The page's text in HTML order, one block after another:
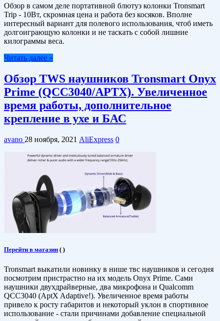
Обзор в самом деле портативной блютуз колонки Tronsmart
Trip - 10Вт, скромная цена и работа без косяков. Вполне
интересный вариант для полевого использования, чтоб иметь
долгоиграющую колонки и не таскать с собой лишние
килограммы веса.
Читать далее »
Обзор TWS наушников Tronsmart Onyx
Prime (QCC3040/APTX). Увеличенное
время работы, дополнительное
крепление в ухе и БАС
avano 28 ноября, 2021 AliExpress 0
Перейти в магазин ( )
Tronsmart выкатили новинку в нише твс наушников и сегодня
посмотрим пристрастно на их модель Onyx Prime. Сами
наушники двухдрайверные, два микрофона и Qualcomm
QCC3040 (AptX Adaptive!). Увеличенное время работы
привело к росту габаритов и некоторый уклон в спортивное
использование - стали причинами добавление специальной